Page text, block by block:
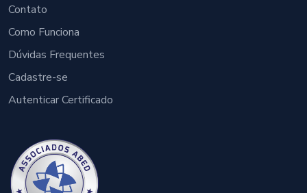
Contato
Como Funciona
Dúvidas Frequentes
Cadastre-se
Autenticar Certificado